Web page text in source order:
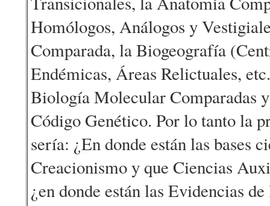
Homólogos, Análogos y
Comparada, la Biogeografía
Endémicas, Áreas Relictuales,
Biología Molecular Comparadas
Código Genético. Por lo tanto la
sería: ¿En donde están las bases
Creacionismo y que Ciencias
¿en donde están las Evidencias